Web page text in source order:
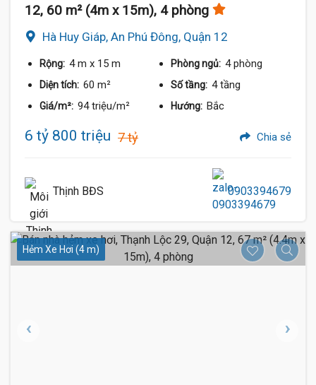
12, 60 m² (4m x 15m), 4 phòng
Hà Huy Giáp, An Phú Đông, Quận 12
Rộng: 4 m x 15 m Phòng ngủ: 4 phòng
Diện tích: 60 m² Số tầng: 4 tầng
Giá/m²: 94 triệu/m² Hướng: Bắc
6 tỷ 800 triệu 7 tỷ Chia sẻ
Thịnh BĐS 0903394679
Hẻm Xe Hơi (4 m)